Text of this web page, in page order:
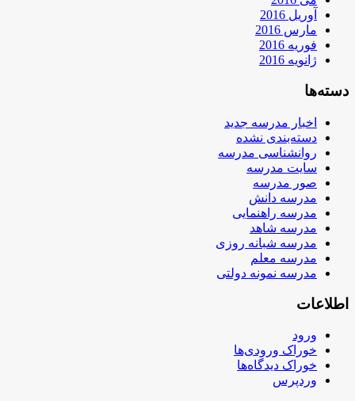
آوریل 2016
مارس 2016
فوریه 2016
ژانویه 2016
دسته‌ها
اخبار مدرسه جدید
دسته‌بندی نشده
روانشناسی مدرسه
سایت مدرسه
صور مدرسه
مدرسه دانش
مدرسه راهنمایی
مدرسه شاهد
مدرسه شبانه روزی
مدرسه معلم
مدرسه نمونه دولتی
اطلاعات
ورود
خوراک ورودی‌ها
خوراک دیدگاه‌ها
وردپرس